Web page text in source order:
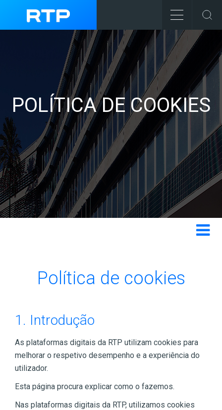
POLÍTICA DE COOKIES
Toggle
Política de cookies
1. Introdução
As plataformas digitais da RTP utilizam cookies para
melhorar o respetivo desempenho e a experiência do
utilizador.
Esta página procura explicar como o fazemos.
Nas plataformas digitais da RTP, utilizamos cookies